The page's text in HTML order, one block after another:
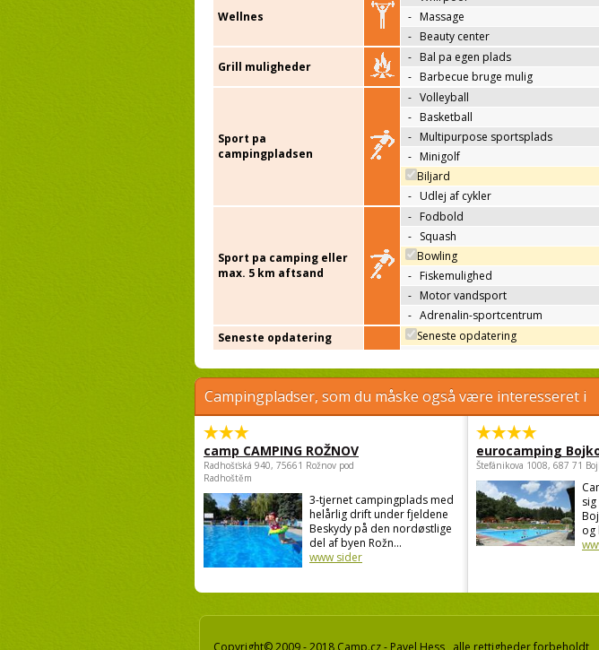
Wellnes
- Massage
- Beauty center
Grill muligheder
- Bal pa egen plads
- Barbecue bruge mulig
Sport pa
campingpladsen
- Volleyball
- Basketball
- Multipurpose sportsplads
- Minigolf
Biljard
- Udlej af cykler
Sport pa camping eller
max. 5 km aftsand
- Fodbold
- Squash
Bowling
- Fiskemulighed
- Motor vandsport
- Adrenalin-sportcentrum
Seneste opdatering
Seneste opdatering
Campingpladser, som du måske også være interesseret i
camp CAMPING ROŽNOV
Radhošťská 940, 75661 Rožnov pod
Radhoštěm
3-tjernet campingplads med
helårlig drift under fjeldene
Beskydy på den nordøstlige
del af byen Rožn...
www sider
eurocamping
Štefánikova 1008, 687 71
og